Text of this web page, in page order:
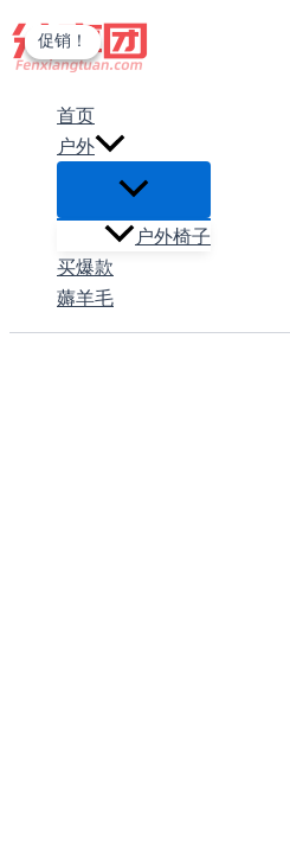
跳
至
首页
户外
户外椅子
买爆款
薅羊毛
促销！
促销！